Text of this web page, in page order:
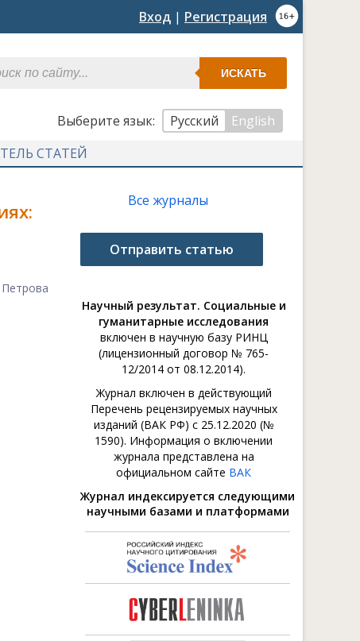
Вход | Регистрация
ИСКАТЬ
Выберите язык: Русский
English
СТАТЕЙ
Все журналы
Отправить статью
Научный результат. Социальные и
гуманитарные исследования
включен в научную базу РИНЦ
(лицензионный договор № 765-
12/2014 от 08.12.2014).
Журнал включен в действующий
Перечень рецензируемых научных
изданий (ВАК РФ) с 25.12.2020 (№
1590). Информация о включении
журнала представлена на
официальном сайте ВАК
Журнал индексируется следующими
научными базами и платформами